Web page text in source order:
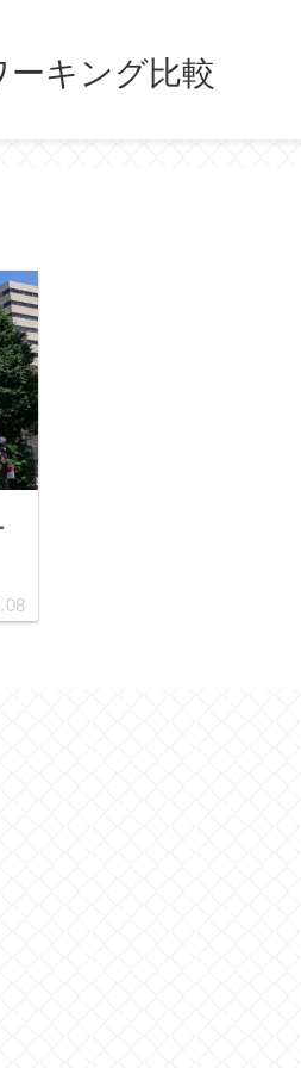
ーキング比較